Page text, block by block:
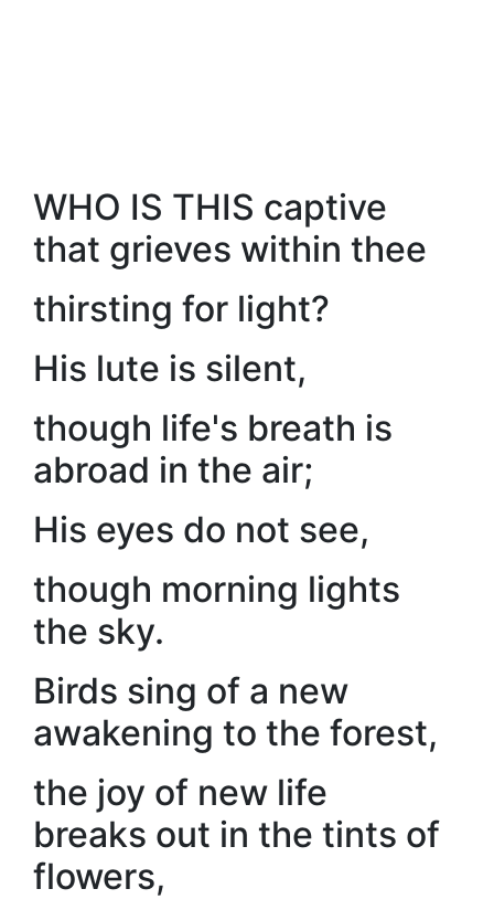
WHO IS THIS captive
that grieves within thee
thirsting for light?
His lute is silent,
though life's breath is
abroad in the air;
His eyes do not see,
though morning lights
the sky.
Birds sing of a new
awakening to the forest,
the joy of new life
breaks out in the tints of
flowers,